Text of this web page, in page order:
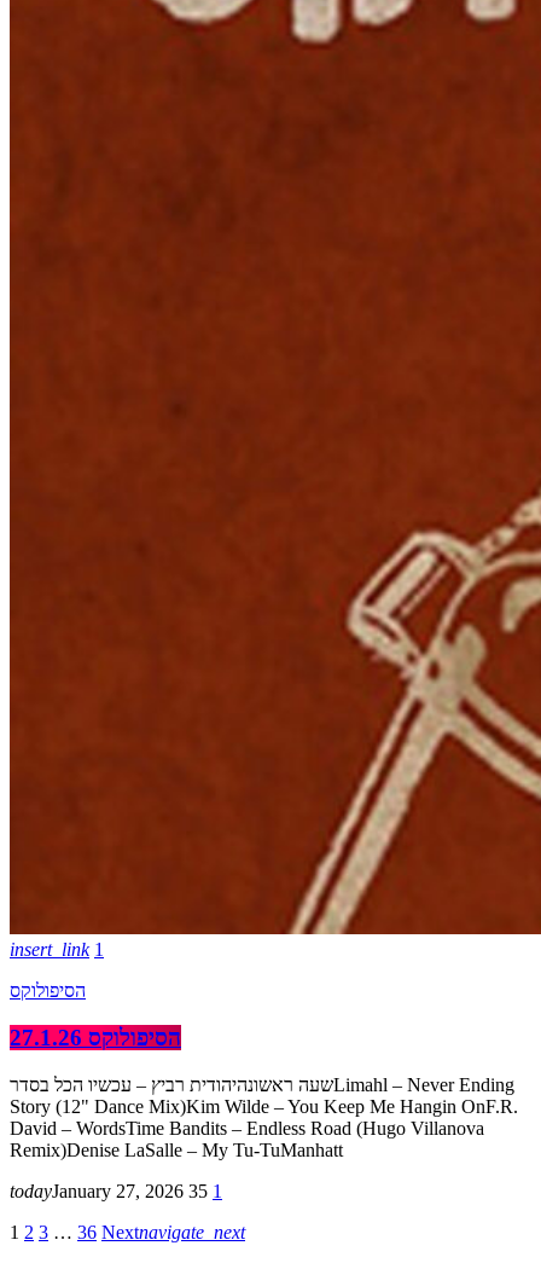
insert_link 1
הסיפולוקס
הסיפולוקס 27.1.26
שעה ראשונהיהודית רביץ – עכשיו הכל בסדרLimahl – Never Ending
Story (12" Dance Mix)Kim Wilde – You Keep Me Hangin OnF.R.
David – WordsTime Bandits – Endless Road (Hugo Villanova
Remix)Denise LaSalle – My Tu-TuManhatt
todayJanuary 27, 2026 35 1
1 2 3 … 36 Nextnavigate_next